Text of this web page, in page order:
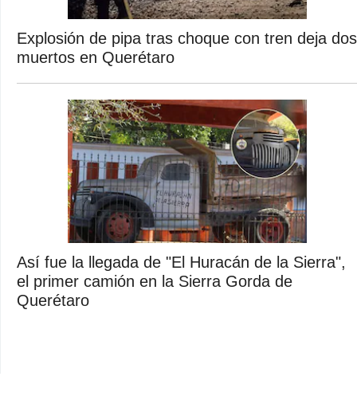
Explosión de pipa tras choque con tren deja dos
muertos en Querétaro
Así fue la llegada de "El Huracán de la Sierra",
el primer camión en la Sierra Gorda de
Querétaro